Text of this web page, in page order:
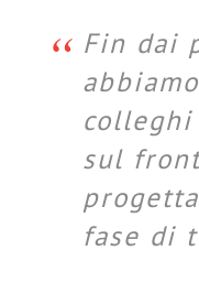
Fin dai
sul
fase di